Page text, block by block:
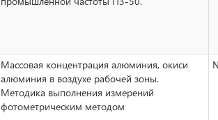
Массовая концентрация алюминия, окиси
алюминия в воздухе рабочей зоны.
Методика выполнения измерений
фотометрическим методом